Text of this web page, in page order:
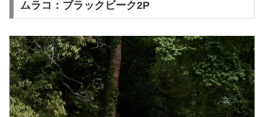
ムラコ：ブラックビーク2P